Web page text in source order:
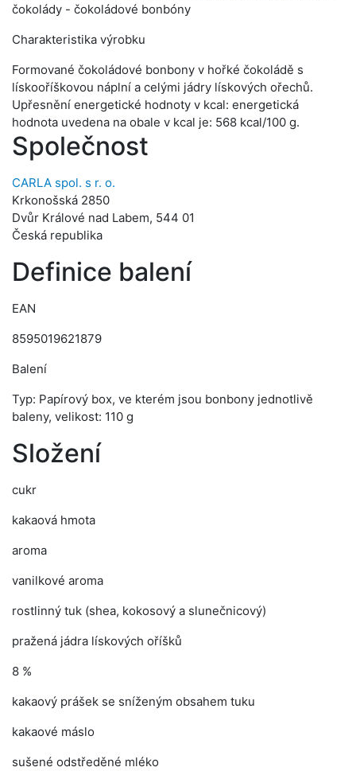
čokolády - čokoládové bonbóny
Charakteristika výrobku
Formované čokoládové bonbony v hořké čokoládě s
lískooříškovou náplní a celými jádry lískových ořechů.
Upřesnění energetické hodnoty v kcal: energetická
hodnota uvedena na obale v kcal je: 568 kcal/100 g.
Společnost
CARLA spol. s r. o.
Krkonošská 2850
Dvůr Králové nad Labem, 544 01
Česká republika
Definice balení
EAN
8595019621879
Balení
Typ: Papírový box, ve kterém jsou bonbony jednotlivě
baleny, velikost: 110 g
Složení
cukr
kakaová hmota
aroma
vanilkové aroma
rostlinný tuk (shea, kokosový a slunečnicový)
pražená jádra lískových oříšků
8 %
kakaový prášek se sníženým obsahem tuku
kakaové máslo
sušené odstředěné mléko